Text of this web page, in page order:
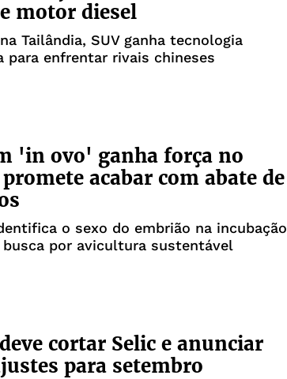
motor diesel
Tailândia, SUV ganha tecnologia
para enfrentar rivais chineses
'in ovo' ganha força no
acabar com abate de
o sexo do embrião na incubação
busca por avicultura sustentável
cortar Selic e anunciar
para setembro